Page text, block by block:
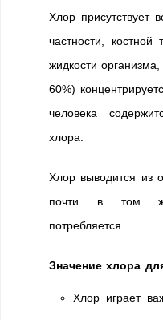
Хлор присутствует
частности, костной
жидкости
60%)
человека
хлора.
Хлор выводится из
почти в том же
потребляется.
Значение хлора
Хлор играет